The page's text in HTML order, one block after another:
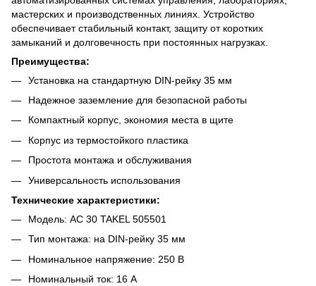
мастерских и производственных линиях. Устройство
обеспечивает стабильный контакт, защиту от коротких
замыканий и долговечность при постоянных нагрузках.
Преимущества:
Установка на стандартную DIN-рейку 35 мм
Надежное заземление для безопасной работы
Компактный корпус, экономия места в щите
Корпус из термостойкого пластика
Простота монтажа и обслуживания
Универсальность использования
Технические характеристики:
Модель: AC 30 TAKEL 505501
Тип монтажа: на DIN-рейку 35 мм
Номинальное напряжение: 250 В
Номинальный ток: 16 А